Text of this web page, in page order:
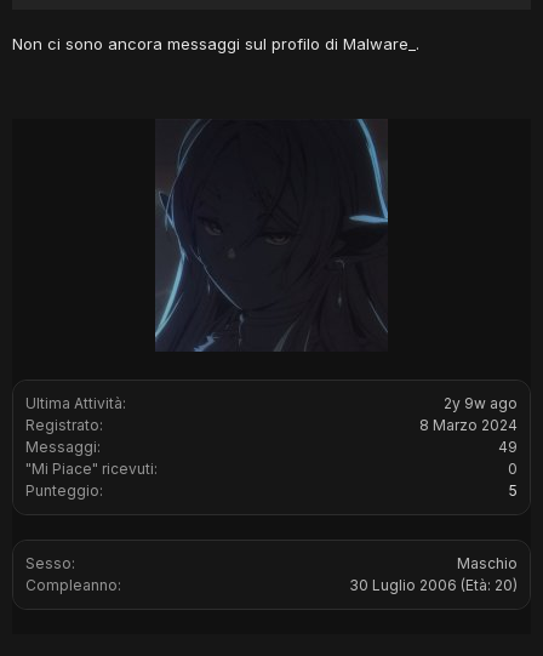
Ultima Attività:
2y 9w ago
Registrato:
8 Marzo 2024
Messaggi:
49
"Mi Piace" ricevuti:
0
Punteggio:
5
Sesso:
Maschio
Compleanno:
30 Luglio 2006 (Età: 20)
Non ci sono ancora messaggi sul profilo di Malware_.